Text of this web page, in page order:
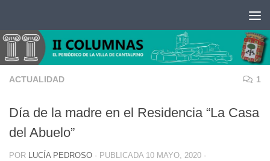
ACTUALIDAD 1
Día de la madre en el Residencia “La Casa
del Abuelo”
POR LUCÍA PEDROSO · PUBLICADA 10 MAYO, 2020 ·